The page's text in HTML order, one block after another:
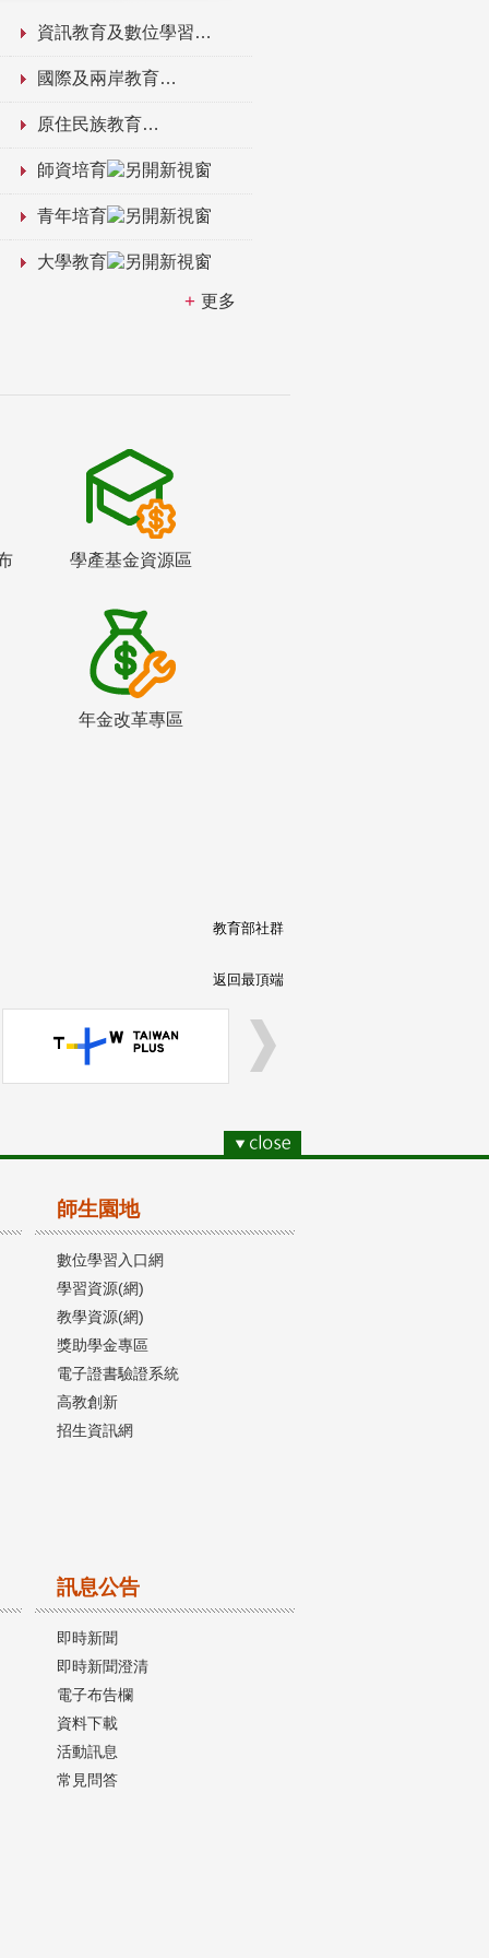
資訊教育及數位學習
國際及兩岸教育
原住民族教育
師資培育
青年培育
大學教育
更多
學產基金資源區
年金改革專區
教育部社群
返回最頂端
師生園地
數位學習入口網
學習資源(網)
教學資源(網)
獎助學金專區
電子證書驗證系統
高教創新
招生資訊網
訊息公告
即時新聞
即時新聞澄清
電子布告欄
資料下載
活動訊息
常見問答